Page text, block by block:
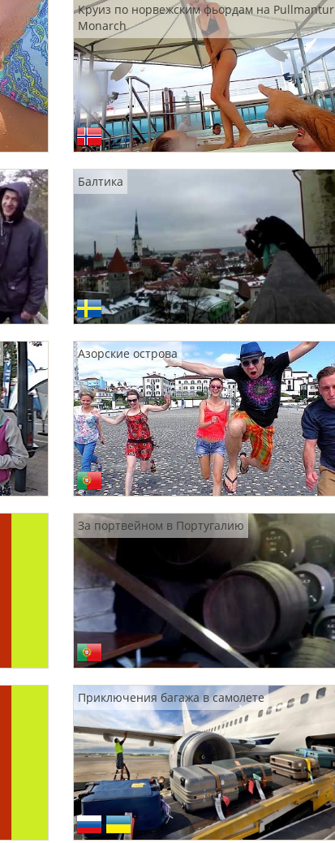
Круиз по норвежским фьордам на Pullmantur
Monarch
Балтика
Азорские острова
За портвейном в Португалию
Приключения багажа в самолете